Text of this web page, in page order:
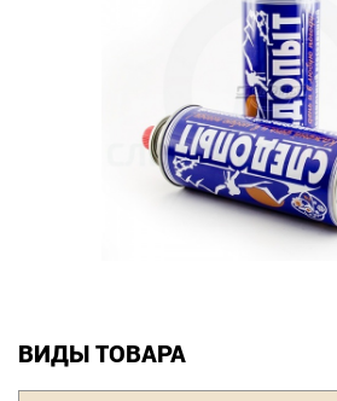
Оформление заказа
+7
ВИДЫ ТОВАРА